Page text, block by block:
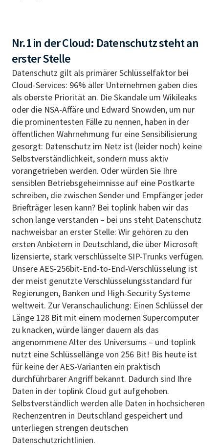
Nr.1 in der Cloud: Datenschutz steht an
erster Stelle
Datenschutz gilt als primärer Schlüsselfaktor bei
Cloud-Services: 96% aller Unternehmen gaben dies
als oberste Priorität an. Die Skandale um Wikileaks
oder die NSA-Affäre und Edward Snowden, um nur
die prominentesten Fälle zu nennen, haben in der
öffentlichen Wahrnehmung für eine Sensibilisierung
gesorgt: Datenschutz im Netz ist (leider noch) keine
Selbstverständlichkeit, sondern muss aktiv
vorangetrieben werden. Oder würden Sie Ihre
sensiblen Betriebsgeheimnisse auf eine Postkarte
schreiben, die zwischen Sender und Empfänger jeder
Briefträger lesen kann? Bei toplink haben wir das
schon lange verstanden – bei uns steht Datenschutz
nachweisbar an erster Stelle: Wir gehören zu den
ersten Anbietern in Deutschland, die über Microsoft
lizensierte, stark verschlüsselte SIP-Trunks verfügen.
Unsere AES-256bit-End-to-End-Verschlüsselung ist
der meist genutzte Verschlüsselungsstandard für
Regierungen, Banken und High-Security Systeme
weltweit. Zur Veranschaulichung: Einen Schlüssel der
Länge 128 Bit mit einem modernen Supercomputer
zu knacken, würde länger dauern als das
angenommene Alter des Universums – und toplink
nutzt eine Schlüssellänge von 256 Bit! Bis heute ist
für keine der AES-Varianten ein praktisch
durchführbarer Angriff bekannt. Dadurch sind Ihre
Daten in der toplink Cloud gut aufgehoben.
Selbstverständlich werden alle Daten in hochsicheren
Rechenzentren in Deutschland gespeichert und
unterliegen strengen deutschen
Datenschutzrichtlinien.